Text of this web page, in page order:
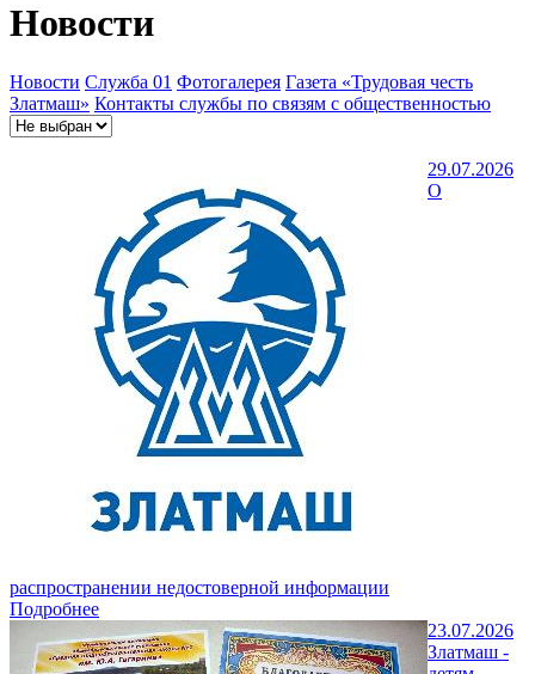
Новости
Новости Служба 01 Фотогалерея Газета «Трудовая честь
Златмаш» Контакты службы по связям с общественностью
29.07.2026
О
распространении недостоверной информации
Подробнее
23.07.2026
Златмаш -